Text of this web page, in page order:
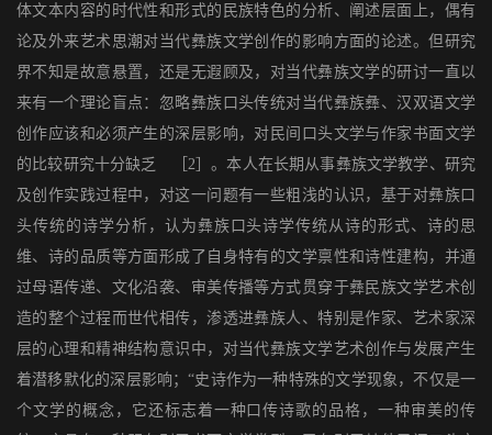
体文本内容的时代性和形式的民族特色的分析、阐述层面上，偶有
论及外来艺术思潮对当代彝族文学创作的影响方面的论述。但研究
界不知是故意悬置，还是无遐顾及，对当代彝族文学的研讨一直以
来有一个理论盲点：忽略彝族口头传统对当代彝族彝、汉双语文学
创作应该和必须产生的深层影响，对民间口头文学与作家书面文学
的比较研究十分缺乏 ［2］。本人在长期从事彝族文学教学、研究
及创作实践过程中，对这一问题有一些粗浅的认识，基于对彝族口
头传统的诗学分析，认为彝族口头诗学传统从诗的形式、诗的思
维、诗的品质等方面形成了自身特有的文学禀性和诗性建构，并通
过母语传递、文化沿袭、审美传播等方式贯穿于彝民族文学艺术创
造的整个过程而世代相传，渗透进彝族人、特别是作家、艺术家深
层的心理和精神结构意识中，对当代彝族文学艺术创作与发展产生
着潜移默化的深层影响；“史诗作为一种特殊的文学现象，不仅是一
个文学的概念，它还标志着一种口传诗歌的品格，一种审美的传